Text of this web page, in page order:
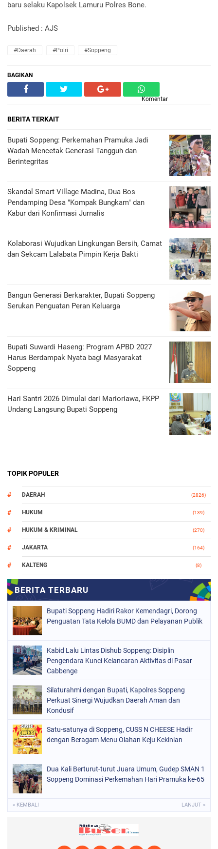
baru selaku Kapolsek Lamuru Polres Bone.
Published : AJS
#Daerah #Polri #Soppeng
BAGIKAN
Komentar
BERITA TERKAIT
Bupati Soppeng: Perkemahan Pramuka Jadi
Wadah Mencetak Generasi Tangguh dan
Berintegritas
Skandal Smart Village Madina, Dua Bos
Pendamping Desa "Kompak Bungkam" dan
Kabur dari Konfirmasi Jurnalis
Kolaborasi Wujudkan Lingkungan Bersih, Camat
dan Sekcam Lalabata Pimpin Kerja Bakti
Bangun Generasi Berkarakter, Bupati Soppeng
Serukan Penguatan Peran Keluarga
Bupati Suwardi Haseng: Program APBD 2027
Harus Berdampak Nyata bagi Masyarakat
Soppeng
Hari Santri 2026 Dimulai dari Marioriawa, FKPP
Undang Langsung Bupati Soppeng
TOPIK POPULER
DAERAH (2826)
HUKUM (139)
HUKUM & KRIMINAL (270)
JAKARTA (164)
KALTENG (8)
(112)
NASIONAL (965)
ORGANISASI (212)
PERISTIWA
POLITIK
POLRI
SOPPENG
SULSEL
Bupati Soppeng Hadiri Rakor Kemendagri, Dorong
Penguatan Tata Kelola BUMD dan Pelayanan Publik
Kabid Lalu Lintas Dishub Soppeng: Disiplin
Pengendara Kunci Kelancaran Aktivitas di Pasar
Cabbenge
Silaturahmi dengan Bupati, Kapolres Soppeng
Perkuat Sinergi Wujudkan Daerah Aman dan
Kondusif
Satu-satunya di Soppeng, CUSS N CHEESE Hadir
dengan Beragam Menu Olahan Keju Kekinian
Dua Kali Berturut-turut Juara Umum, Gudep SMAN 1
Soppeng Dominasi Perkemahan Hari Pramuka ke-65
« KEMBALI LANJUT »